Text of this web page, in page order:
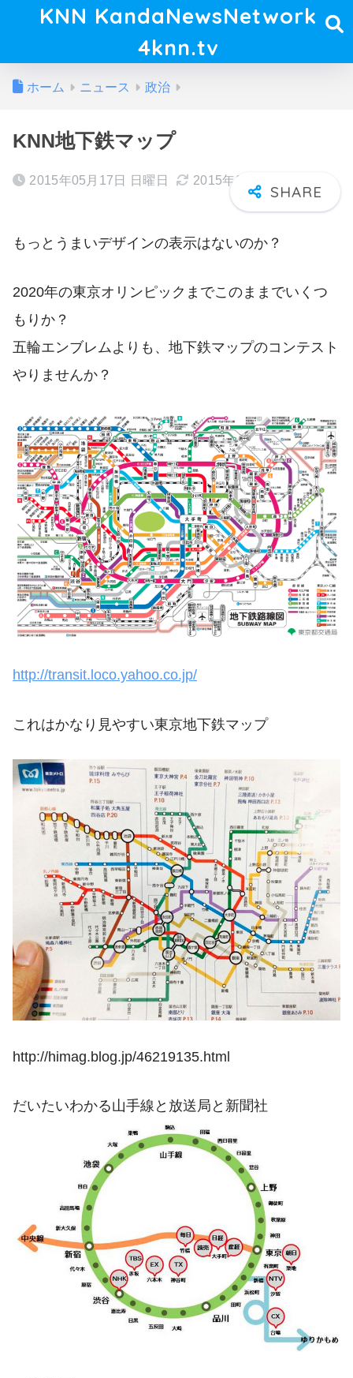
KNN KandaNewsNetwork
4knn.tv
ホーム ニュース 政治
KNN地下鉄マップ
2015年05月17日 日曜日 2015年09月11日 金曜日
もっとうまいデザインの表示はないのか？
2020年の東京オリンピックまでこのままでいくつ
もりか？
五輪エンブレムよりも、地下鉄マップのコンテスト
やりませんか？
http://transit.loco.yahoo.co.jp/
これはかなり見やすい東京地下鉄マップ
http://himag.blog.jp/46219135.html
だいたいわかる山手線と放送局と新聞社